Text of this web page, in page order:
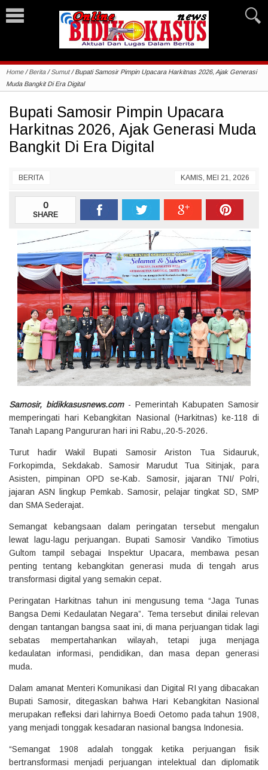
Home/Berita/Sumut/Bupati Samosir Pimpin Upacara Harkitnas 2026, Ajak Generasi
Muda Bangkit Di Era Digital
Bupati Samosir Pimpin Upacara
Harkitnas 2026, Ajak Generasi Muda
Bangkit Di Era Digital
BERITA KAMIS, MEI 21, 2026
0
SHARE
Samosir, bidikkasusnews.com- Pemerintah Kabupaten Samosir
memperingati hari Kebangkitan Nasional (Harkitnas) ke-118 di
Tanah Lapang Pangururan hari ini Rabu,.20-5-2026.
Turut hadir Wakil Bupati Samosir Ariston Tua Sidauruk,
Forkopimda, Sekdakab. Samosir Marudut Tua Sitinjak, para
Asisten, pimpinan OPD se-Kab. Samosir, jajaran TNI/ Polri,
jajaran ASN lingkup Pemkab. Samosir, pelajar tingkat SD, SMP
dan SMA Sederajat.
Semangat kebangsaan dalam peringatan tersebut mengalun
lewat lagu-lagu perjuangan. Bupati Samosir Vandiko Timotius
Gultom tampil sebagai Inspektur Upacara, membawa pesan
penting tentang kebangkitan generasi muda di tengah arus
transformasi digital yang semakin cepat.
Peringatan Harkitnas tahun ini mengusung tema “Jaga Tunas
Bangsa Demi Kedaulatan Negara”. Tema tersebut dinilai relevan
dengan tantangan bangsa saat ini, di mana perjuangan tidak lagi
sebatas mempertahankan wilayah, tetapi juga menjaga
kedaulatan informasi, pendidikan, dan masa depan generasi
muda.
Dalam amanat Menteri Komunikasi dan Digital RI yang dibacakan
Bupati Samosir, ditegaskan bahwa Hari Kebangkitan Nasional
merupakan refleksi dari lahirnya Boedi Oetomo pada tahun 1908,
yang menjadi tonggak kesadaran nasional bangsa Indonesia.
“Semangat 1908 adalah tonggak ketika perjuangan fisik
bertransformasi menjadi perjuangan intelektual dan diplomatik